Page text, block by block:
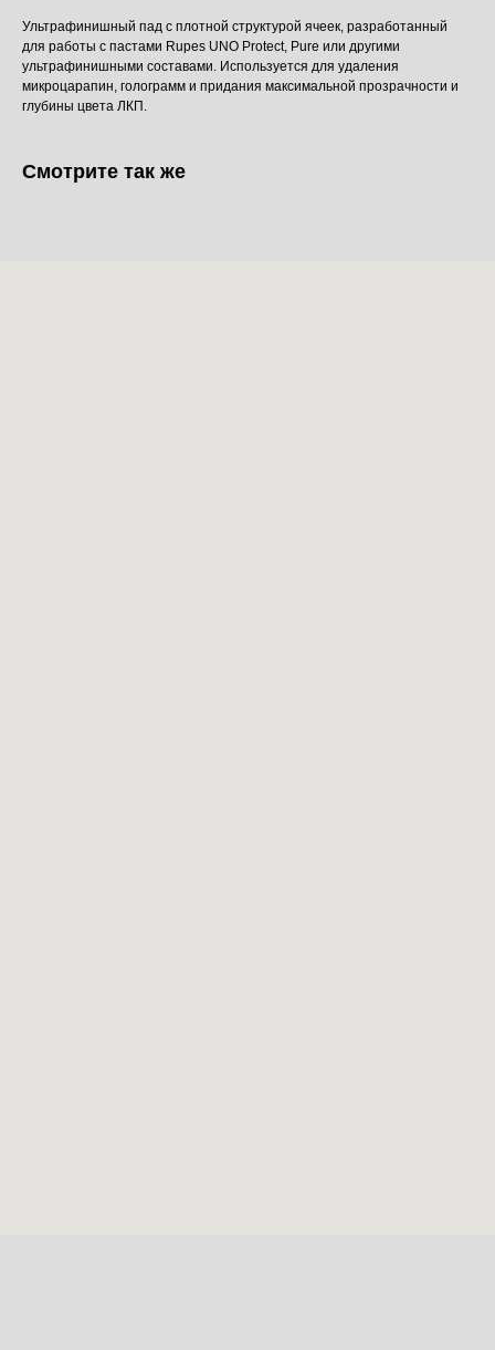
Ультрафинишный пад с плотной структурой ячеек, разработанный
для работы с пастами Rupes UNO Protect, Pure или другими
ультрафинишными составами. Используется для удаления
микроцарапин, голограмм и придания максимальной прозрачности и
глубины цвета ЛКП.
Смотрите так же